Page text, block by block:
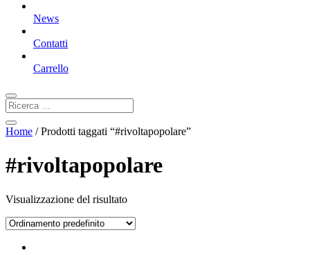
News
Contatti
Carrello
Home / Prodotti taggati “#rivoltapopolare”
#rivoltapopolare
Visualizzazione del risultato